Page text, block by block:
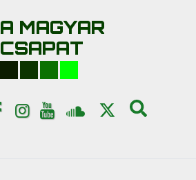
A MAGYAR
CSAPAT